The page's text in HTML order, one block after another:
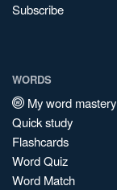
Subscribe
WORDS
My word mastery
Quick study
Flashcards
Word Quiz
Word Match